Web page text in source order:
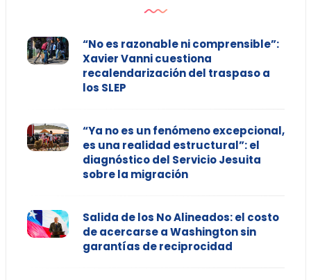
“No es razonable ni comprensible”:
Xavier Vanni cuestiona
recalendarización del traspaso a
los SLEP
“Ya no es un fenómeno excepcional,
es una realidad estructural”: el
diagnóstico del Servicio Jesuita
sobre la migración
Salida de los No Alineados: el costo
de acercarse a Washington sin
garantías de reciprocidad